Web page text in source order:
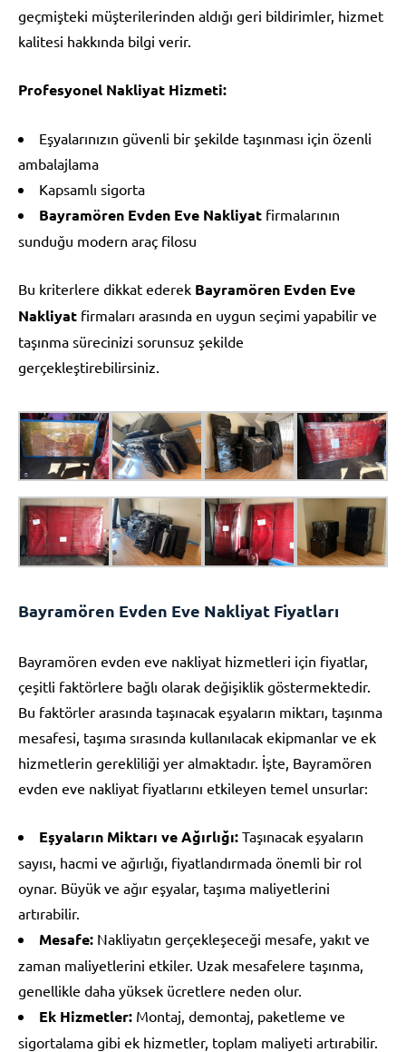
geçmişteki müşterilerinden aldığı geri bildirimler, hizmet
kalitesi hakkında bilgi verir.
Profesyonel Nakliyat Hizmeti:
Eşyalarınızın güvenli bir şekilde taşınması için özenli
ambalajlama
Kapsamlı sigorta
Bayramören Evden Eve Nakliyat firmalarının
sunduğu modern araç filosu
Bu kriterlere dikkat ederek Bayramören Evden Eve
Nakliyat firmaları arasında en uygun seçimi yapabilir ve
taşınma sürecinizi sorunsuz şekilde
gerçekleştirebilirsiniz.
Bayramören Evden Eve Nakliyat Fiyatları
Bayramören evden eve nakliyat hizmetleri için fiyatlar,
çeşitli faktörlere bağlı olarak değişiklik göstermektedir.
Bu faktörler arasında taşınacak eşyaların miktarı, taşınma
mesafesi, taşıma sırasında kullanılacak ekipmanlar ve ek
hizmetlerin gerekliliği yer almaktadır. İşte, Bayramören
evden eve nakliyat fiyatlarını etkileyen temel unsurlar:
Eşyaların Miktarı ve Ağırlığı: Taşınacak eşyaların
sayısı, hacmi ve ağırlığı, fiyatlandırmada önemli bir rol
oynar. Büyük ve ağır eşyalar, taşıma maliyetlerini
artırabilir.
Mesafe: Nakliyatın gerçekleşeceği mesafe, yakıt ve
zaman maliyetlerini etkiler. Uzak mesafelere taşınma,
genellikle daha yüksek ücretlere neden olur.
Ek Hizmetler: Montaj, demontaj, paketleme ve
sigortalama gibi ek hizmetler, toplam maliyeti artırabilir.